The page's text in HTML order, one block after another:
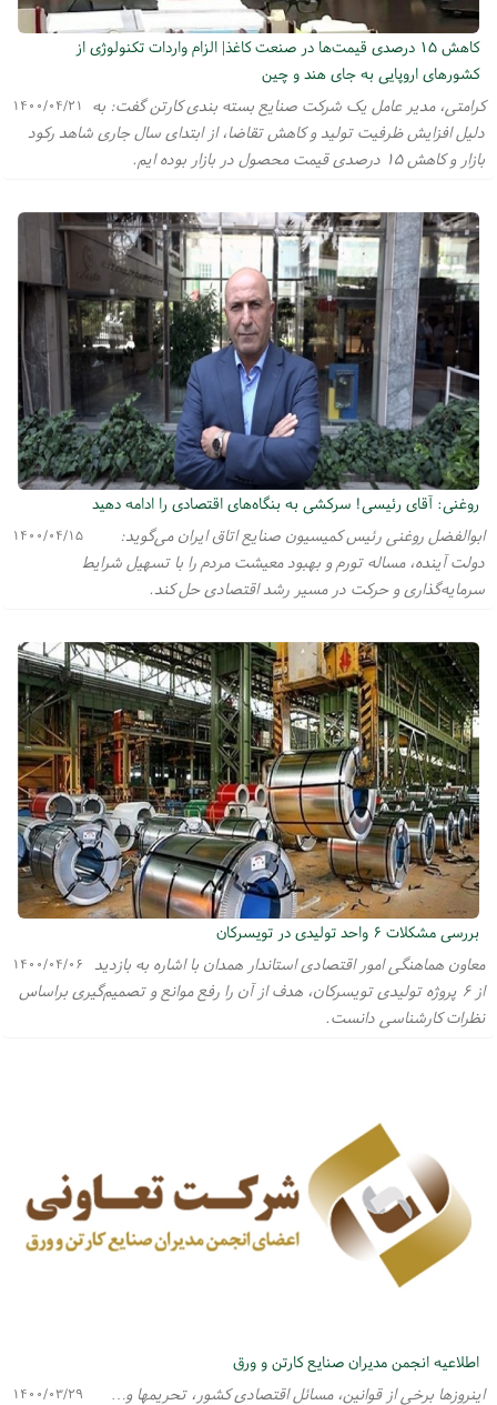
کاهش ۱۵ درصدی قیمت‌ها در صنعت کاغذ| الزام واردات تکنولوژی از
کشورهای اروپایی به جای هند و چین
۱۴۰۰/۰۴/۲۱
کرامتی، مدیر عامل یک شرکت صنایع بسته بندی کارتن گفت: به
دلیل افزایش ظرفیت تولید و کاهش تقاضا، از ابتدای سال جاری شاهد رکود
بازار و کاهش ۱۵ درصدی قیمت محصول در بازار بوده ایم.
روغنی: آقای رئیسی! سرکشی به بنگاه‌های اقتصادی را ادامه دهید
۱۴۰۰/۰۴/۱۵
ابوالفضل روغنی رئیس کمیسیون صنایع اتاق ایران می‌گوید:
دولت آینده، مساله تورم و بهبود معیشت مردم را با تسهیل شرایط
سرمایه‌گذاری و حرکت در مسیر رشد اقتصادی حل کند.
بررسی مشکلات ۶ واحد تولیدی در تویسرکان
۱۴۰۰/۰۴/۰۶
معاون هماهنگی امور اقتصادی استاندار همدان با اشاره به بازدید
از ۶ پروژه تولیدی تویسرکان، هدف از آن را رفع موانع و تصمیم‌گیری براساس
نظرات کارشناسی دانست.
اطلاعیه انجمن مدیران صنایع کارتن و ورق
۱۴۰۰/۰۳/۲۹
اینروزها برخی از قوانین، مسائل اقتصادی کشور، تحریمها و…